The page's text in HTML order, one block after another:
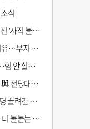
식
중석 무려 70도
랐다 [해수부 북항 시대]
혁 사퇴’ 공세
집중하는 후보들
이은 진실 캐기
신청사 갈등